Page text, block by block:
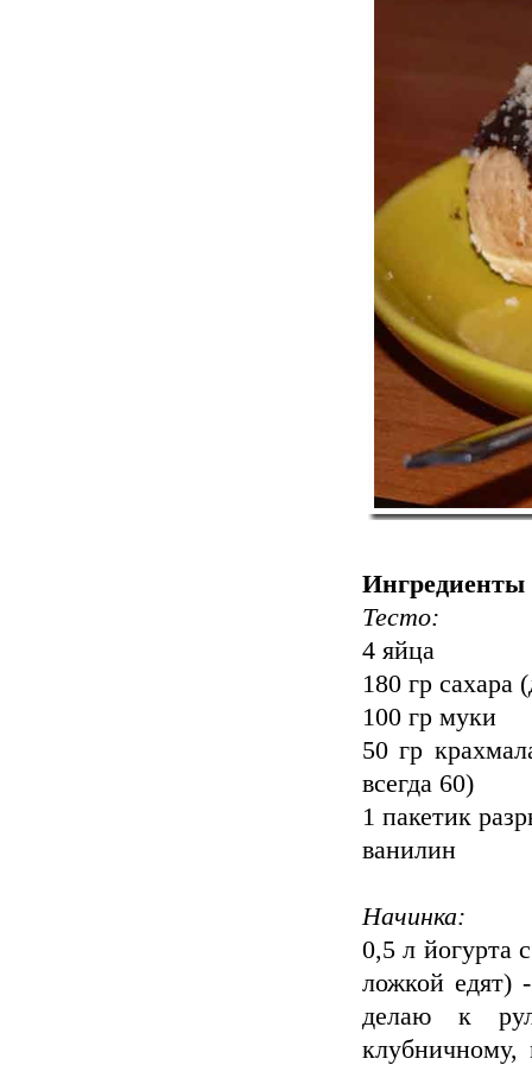
Ингредиенты
Тесто:
4 яйца
180 гр сахара
100 гр муки
50 гр
всегда 60)
1 пакетик
ванилин
Начинка:
0,5 л йогурта
ложкой едят)
делаю к